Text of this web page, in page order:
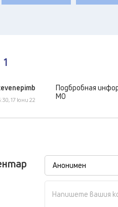
1
17 юни 22
Подбробная
МО